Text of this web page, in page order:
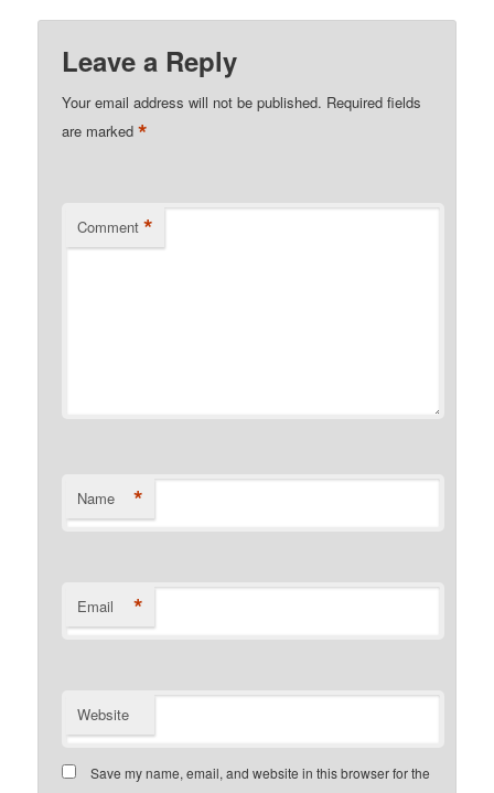
Leave a Reply
Your email address will not be published. Required fields
are marked*
Comment *
Name *
Email *
Website
Save my name, email, and website in this browser for the